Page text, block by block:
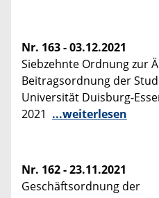
Nr. 163 - 03.12.2021
Siebzehnte Ordnung zur
Beitragsordnung der
Universität Duisburg-
2021 ...weiterlesen
Nr. 162 - 23.11.2021
Geschäftsordnung der